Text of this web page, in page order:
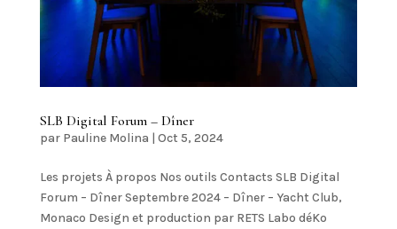
SLB Digital Forum – Dîner
par Pauline Molina | Oct 5, 2024
Les projets À propos Nos outils Contacts SLB Digital
Forum – Dîner Septembre 2024 – Dîner – Yacht Club,
Monaco Design et production par RETS Labo déKo